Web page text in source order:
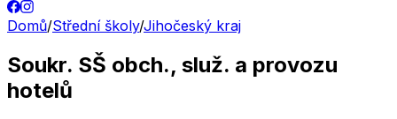
Domů/Střední školy/Jihočeský kraj
Soukr. SŠ obch., služ. a provozu
hotelů